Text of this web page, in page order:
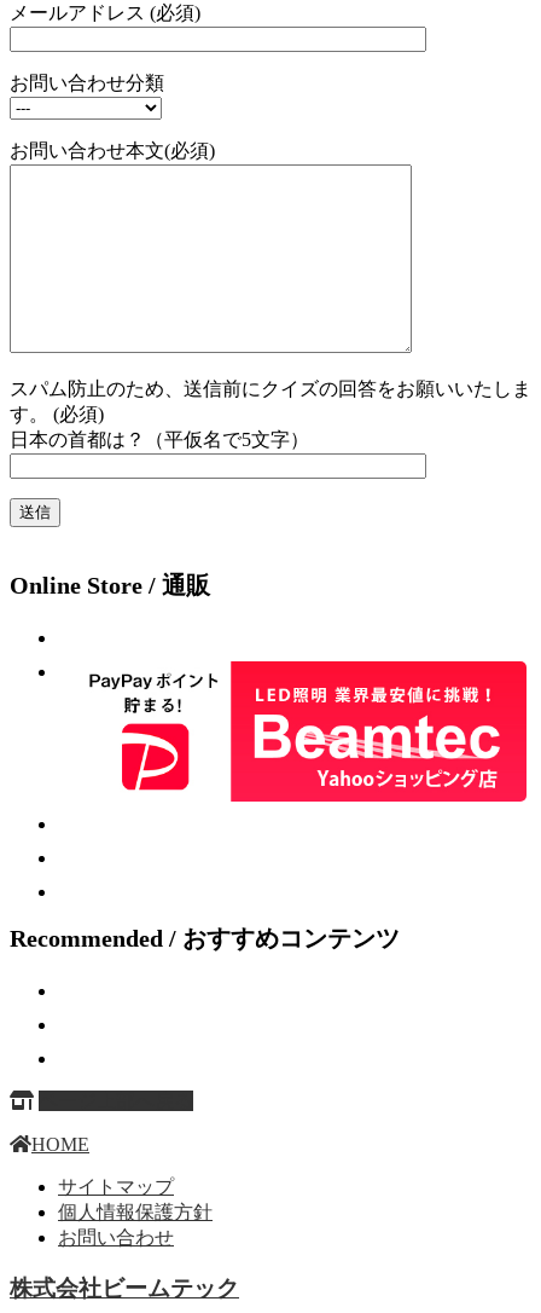
メールアドレス (必須)
お問い合わせ分類
お問い合わせ本文(必須)
スパム防止のため、送信前にクイズの回答をお願いいたしま
す。 (必須)
日本の首都は？（平仮名で5文字）
Online Store / 通販
Recommended / おすすめコンテンツ
HOME
サイトマップ
個人情報保護方針
お問い合わせ
株式会社ビームテック